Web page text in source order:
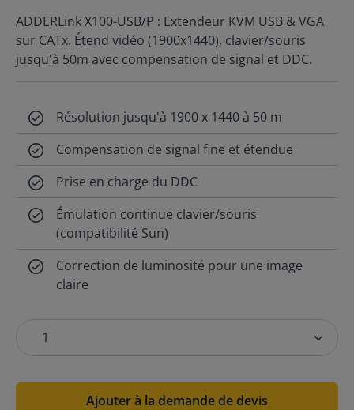
ADDERLink X100-USB/P : Extendeur KVM USB & VGA
sur CATx. Étend vidéo (1900x1440), clavier/souris
jusqu'à 50m avec compensation de signal et DDC.
Résolution jusqu'à 1900 x 1440 à 50 m
Compensation de signal fine et étendue
Prise en charge du DDC
Émulation continue clavier/souris
(compatibilité Sun)
Correction de luminosité pour une image
claire
Ajouter à la demande de devis